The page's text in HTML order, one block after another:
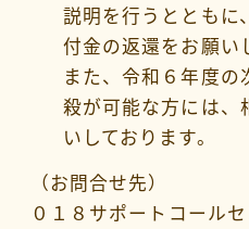
説明を行うとともに
付金の返還をお願い
また、令和６年度
殺が可能な方には、
いしております。
（お問合せ先）
０１８サポートコール